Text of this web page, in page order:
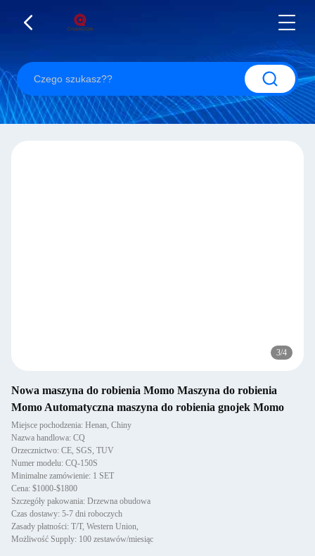
3/4
Nowa maszyna do robienia Momo Maszyna do robienia
Momo Automatyczna maszyna do robienia gnojek Momo
Miejsce pochodzenia: Henan, Chiny
Nazwa handlowa: CQ
Orzecznictwo: CE, SGS, TUV
Numer modelu: CQ-150S
Minimalne zamówienie: 1 SET
Cena: $1000-$1800
Szczegóły pakowania: Drzewna obudowa
Czas dostawy: 5-7 dni roboczych
Zasady płatności: T/T, Western Union,
Możliwość Supply: 100 zestawów/miesiąc